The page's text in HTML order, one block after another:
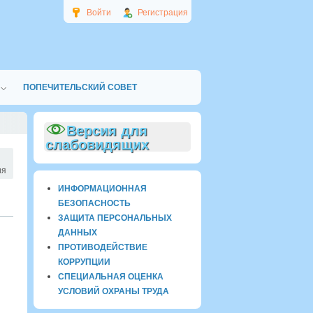
Войти Регистрация
ПОПЕЧИТЕЛЬСКИЙ СОВЕТ
Версия для
слабовидящих
ИНФОРМАЦИОННАЯ
БЕЗОПАСНОСТЬ
ЗАЩИТА ПЕРСОНАЛЬНЫХ
ДАННЫХ
ПРОТИВОДЕЙСТВИЕ
КОРРУПЦИИ
СПЕЦИАЛЬНАЯ ОЦЕНКА
УСЛОВИЙ ОХРАНЫ ТРУДА